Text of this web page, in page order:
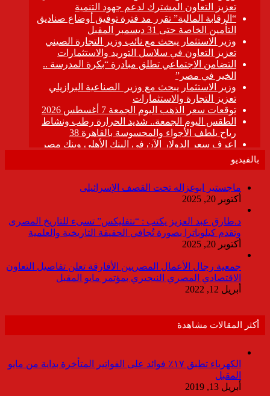
بالفيديو
ماجستير ابوغزاله تحت القصف الإسرائيلى
أكتوبر 20, 2025
د.طارق عبد العزيز يكتب : “نتفليكس” تسىء للتاريخ المصرى
وتقدم كيلوباترا بصورة تُجافي الحقيقة التاريخية والعلمية
أكتوبر 20, 2025
جمعية رجال الأعمال المصريين الأفارقة تعلن تفاصيل التعاون
الاقتصادي المصري النيجيري بمؤتمر مايو المقبل
أبريل 12, 2022
أكثر المقالات مشاهدة
الكهرباء تطبق ١٧٪ فوائد على الفواتير المتأخرة بداية من مايو
المقبل
أبريل 13, 2019